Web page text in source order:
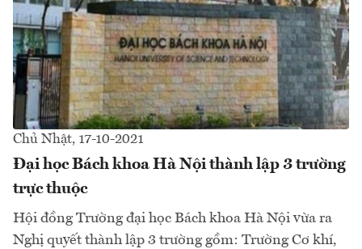
Chủ Nhật, 17-10-2021
Đại học Bách khoa Hà Nội thành lập 3 trường
trực thuộc
Hội đồng Trường đại học Bách khoa Hà Nội vừa ra
Nghị quyết thành lập 3 trường gồm: Trường Cơ khí,